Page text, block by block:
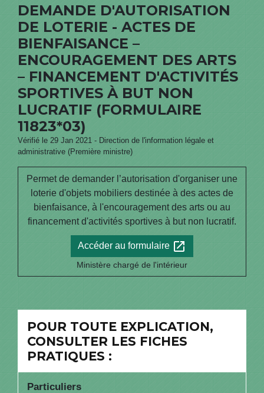
DEMANDE D'AUTORISATION
DE LOTERIE - ACTES DE
BIENFAISANCE –
ENCOURAGEMENT DES ARTS
– FINANCEMENT D'ACTIVITÉS
SPORTIVES À BUT NON
LUCRATIF (FORMULAIRE
11823*03)
Vérifié le 29 Jan 2021 - Direction de l'information légale et
administrative (Première ministre)
Permet de demander l’autorisation d'organiser une
loterie d'objets mobiliers destinée à des actes de
bienfaisance, à l'encouragement des arts ou au
financement d'activités sportives à but non lucratif.
Accéder au formulaire open_in_new
Ministère chargé de l'intérieur
POUR TOUTE EXPLICATION,
CONSULTER LES FICHES
PRATIQUES :
Particuliers